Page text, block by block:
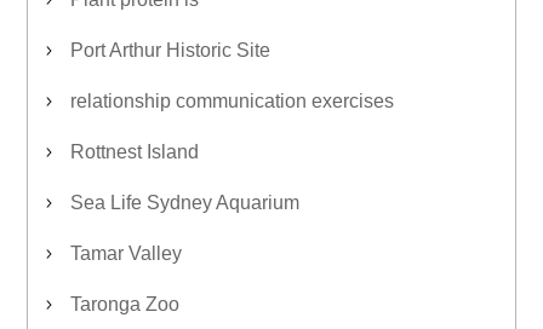
Port Arthur Historic Site
relationship communication exercises
Rottnest Island
Sea Life Sydney Aquarium
Tamar Valley
Taronga Zoo